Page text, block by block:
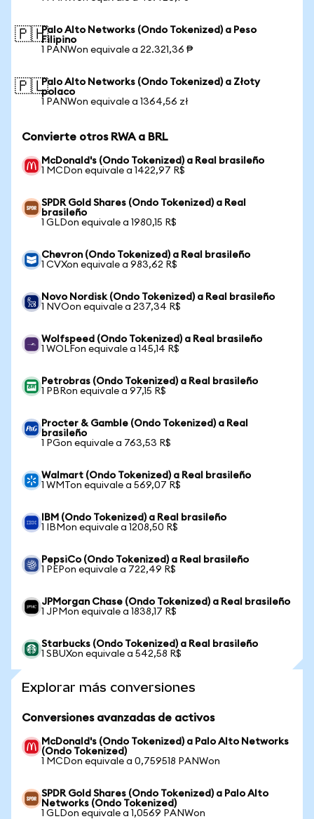
🇵🇭Palo Alto Networks (Ondo Tokenized) a Peso
Filipino
1 PANWon equivale a 22.321,36 ₱
🇵🇱Palo Alto Networks (Ondo Tokenized) a Złoty
polaco
1 PANWon equivale a 1364,56 zł
Convierte otros RWA a BRL
McDonald's (Ondo Tokenized) a Real brasileño
1 MCDon equivale a 1422,97 R$
SPDR Gold Shares (Ondo Tokenized) a Real
brasileño
1 GLDon equivale a 1980,15 R$
Chevron (Ondo Tokenized) a Real brasileño
1 CVXon equivale a 983,62 R$
Novo Nordisk (Ondo Tokenized) a Real brasileño
1 NVOon equivale a 237,34 R$
Wolfspeed (Ondo Tokenized) a Real brasileño
1 WOLFon equivale a 145,14 R$
Petrobras (Ondo Tokenized) a Real brasileño
1 PBRon equivale a 97,15 R$
Procter & Gamble (Ondo Tokenized) a Real
brasileño
1 PGon equivale a 763,53 R$
Walmart (Ondo Tokenized) a Real brasileño
1 WMTon equivale a 569,07 R$
IBM (Ondo Tokenized) a Real brasileño
1 IBMon equivale a 1208,50 R$
PepsiCo (Ondo Tokenized) a Real brasileño
1 PEPon equivale a 722,49 R$
JPMorgan Chase (Ondo Tokenized) a Real brasileño
1 JPMon equivale a 1838,17 R$
Starbucks (Ondo Tokenized) a Real brasileño
1 SBUXon equivale a 542,58 R$
Explorar más conversiones
Conversiones avanzadas de activos
McDonald's (Ondo Tokenized) a Palo Alto Networks
(Ondo Tokenized)
1 MCDon equivale a 0,759518 PANWon
SPDR Gold Shares (Ondo Tokenized) a Palo Alto
Networks (Ondo Tokenized)
1 GLDon equivale a 1,0569 PANWon